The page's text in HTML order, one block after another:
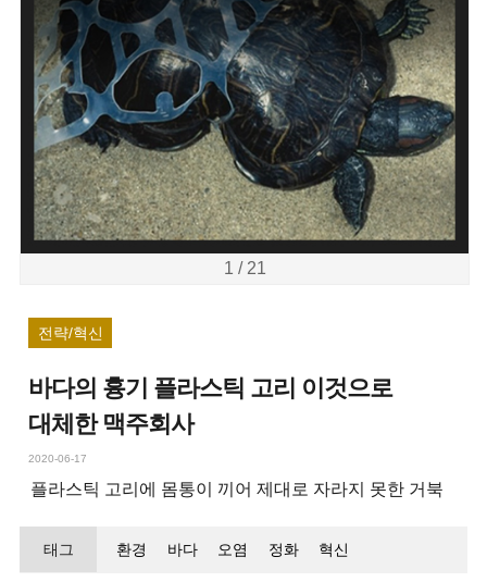
1 / 21
전략/혁신
바다의 흉기 플라스틱 고리 이것으로
대체한 맥주회사
2020-06-17
플라스틱 고리에 몸통이 끼어 제대로 자라지 못한 거북
태그 환경 바다 오염 정화 혁신